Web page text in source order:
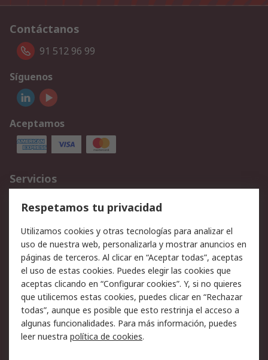
Contáctanos
91 512 96 99
Síguenos
Aceptamos
Servicios
Cómo realizar pedidos
Devoluciones
Facturación y pago
Ofertas
Soporte técnico
Legal
Aviso legal
Política de privacidad -
Actualizada
Política sobre cookies
Seguridad de emails
Certificaciones de
Condiciones de venta
Respetamos tu privacidad
Utilizamos cookies y otras tecnologías para analizar el
uso de nuestra web, personalizarla y mostrar anuncios en
páginas de terceros. Al clicar en “Aceptar todas”, aceptas
el uso de estas cookies. Puedes elegir las cookies que
aceptas clicando en “Configurar cookies”. Y, si no quieres
que utilicemos estas cookies, puedes clicar en “Rechazar
todas”, aunque es posible que esto restrinja el acceso a
algunas funcionalidades. Para más información, puedes
leer nuestra política de cookies.